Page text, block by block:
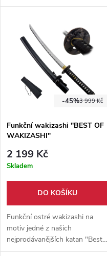
karbonové oceli 1045, kovová
dřevěnou pochvou dle herní
předlohy.
3 999 Kč
-45%
Funkční wakizashi "BEST OF
WAKIZASHI"
2 199 Kč
Skladem
DO KOŠÍKU
Funkční ostré wakizashi na
motiv jedné z našich
nejprodávanějších katan "Best
of 2nd generation". Ostrá čepel